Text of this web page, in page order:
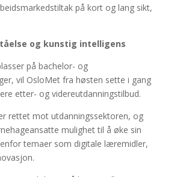
på kort og lang sikt,
og kunstig intelligens
på bachelor- og
vil OsloMet fra høsten sette i gang
etter- og videreutdanningstilbud.
rettet mot utdanningssektoren, og
mulighet til å øke sin
temaer som digitale læremidler,